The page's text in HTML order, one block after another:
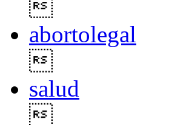
abortolegal
salud